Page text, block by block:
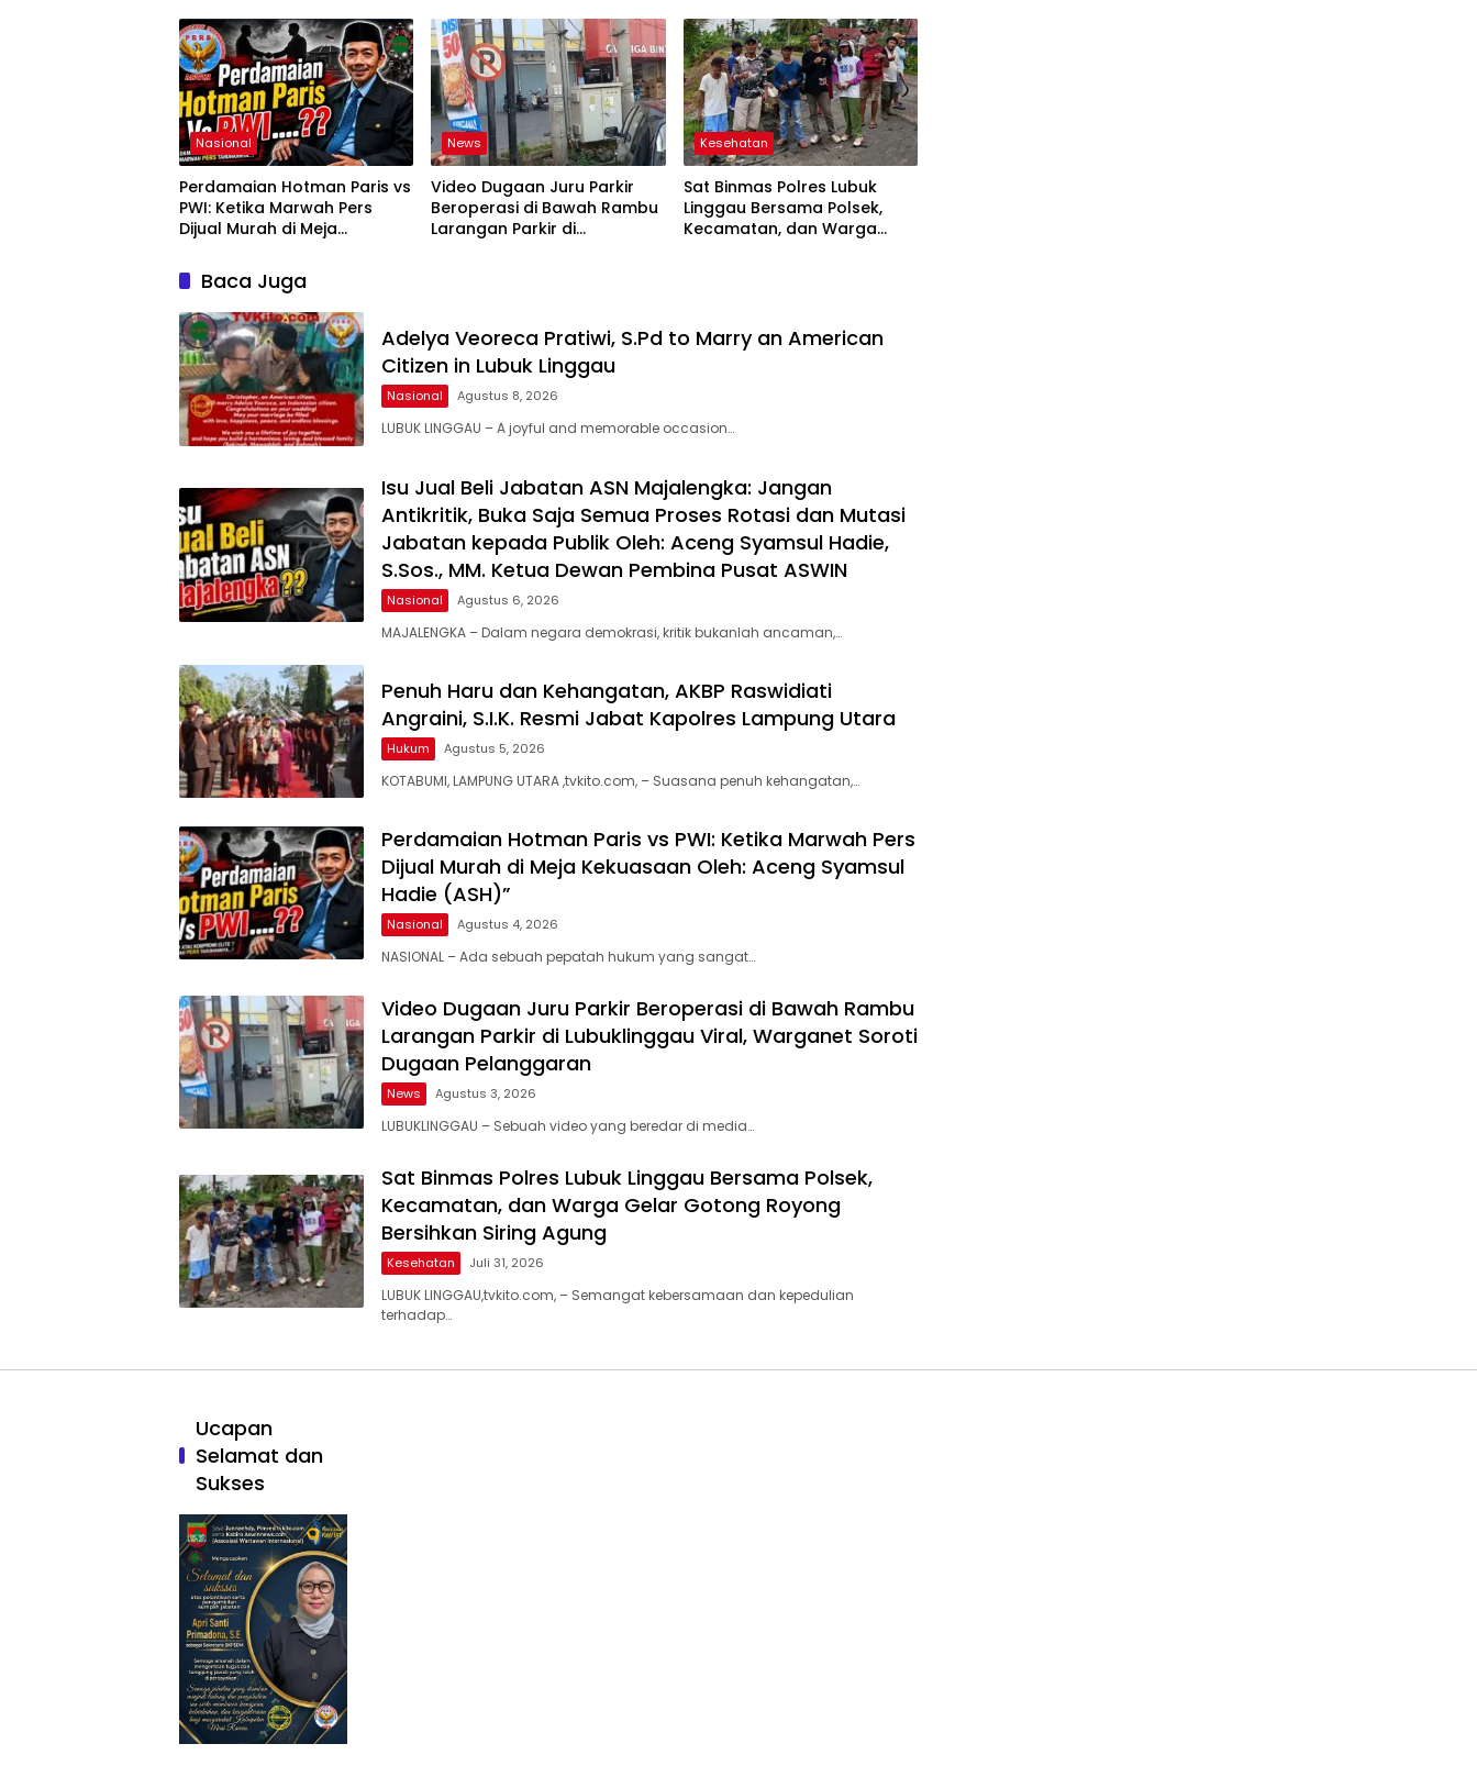
Jabatan kepada Publik Oleh:
Aceng Syamsul Hadie, S.Sos.,
MM. Ketua Dewan Pembina
Pusat ASWIN
Nasional
Perdamaian Hotman Paris vs
PWI: Ketika Marwah Pers
Dijual Murah di Meja
Syamsul Hadie (ASH)”
News
Video Dugaan Juru Parkir
Beroperasi di Bawah Rambu
Larangan Parkir di
Kesehatan
Sat Binmas Polres Lubuk
Linggau Bersama Polsek,
Kecamatan, dan Warga
Baca Juga
Adelya Veoreca Pratiwi, S.Pd to Marry an American
Citizen in Lubuk Linggau
Nasional Agustus 8, 2026
LUBUK LINGGAU – A joyful and memorable occasion…
Isu Jual Beli Jabatan ASN Majalengka: Jangan
Antikritik, Buka Saja Semua Proses Rotasi dan Mutasi
Jabatan kepada Publik Oleh: Aceng Syamsul Hadie,
S.Sos., MM. Ketua Dewan Pembina Pusat ASWIN
Nasional Agustus 6, 2026
MAJALENGKA – Dalam negara demokrasi, kritik bukanlah ancaman,…
Penuh Haru dan Kehangatan, AKBP Raswidiati
Angraini, S.I.K. Resmi Jabat Kapolres Lampung Utara
Hukum Agustus 5, 2026
KOTABUMI, LAMPUNG UTARA ,tvkito.com, – Suasana penuh kehangatan,…
Perdamaian Hotman Paris vs PWI: Ketika Marwah Pers
Dijual Murah di Meja Kekuasaan Oleh: Aceng Syamsul
Hadie (ASH)”
Nasional Agustus 4, 2026
NASIONAL – Ada sebuah pepatah hukum yang sangat…
Video Dugaan Juru Parkir Beroperasi di Bawah Rambu
Larangan Parkir di Lubuklinggau Viral, Warganet Soroti
Dugaan Pelanggaran
News Agustus 3, 2026
LUBUKLINGGAU – Sebuah video yang beredar di media…
Sat Binmas Polres Lubuk Linggau Bersama Polsek,
Kecamatan, dan Warga Gelar Gotong Royong
Bersihkan Siring Agung
Kesehatan Juli 31, 2026
LUBUK LINGGAU,tvkito.com, – Semangat kebersamaan dan kepedulian
terhadap…
Ucapan
Selamat dan
Sukses